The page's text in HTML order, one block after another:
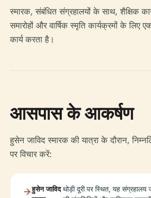
स्मारक, संबंधित संग्रहालयों के साथ, शैक्षिक
समारोहों और वार्षिक स्मृति कार्यक्रमों के
कार्य करता है।
आसपास के आकर्षण
हुसेन जाविद स्मारक की यात्रा के दौरान,
पर विचार करें:
हुसेन जाविद थोड़ी दूरी पर स्थित, यह संग्रहालय